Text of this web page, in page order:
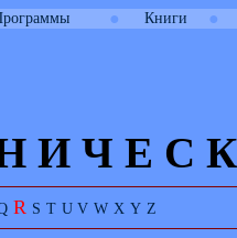
● Книги ●
И Ч Е С К
R S T U V W X Y Z